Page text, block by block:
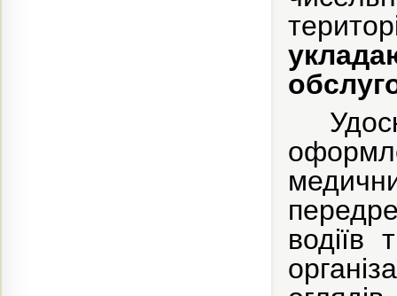
водіїв